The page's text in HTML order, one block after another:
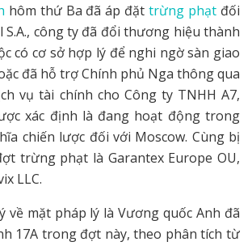
hôm thứ Ba đã áp đặttrừng phạt đối
S.A., công ty đã đổi thương hiệu thành
có cơ sở hợp lý để nghi ngờ sàn giao
đã hỗ trợ Chính phủ Nga thông qua
vụ tài chính cho Công ty TNHH A7,
xác định là đang hoạt động trong
chiến lược đối với Moscow. Cùng bị
trừng phạt là Garantex Europe OU,
LLC.
về mặt pháp lý là Vương quốc Anh đã
17A trong đợt này, theo phân tích từ